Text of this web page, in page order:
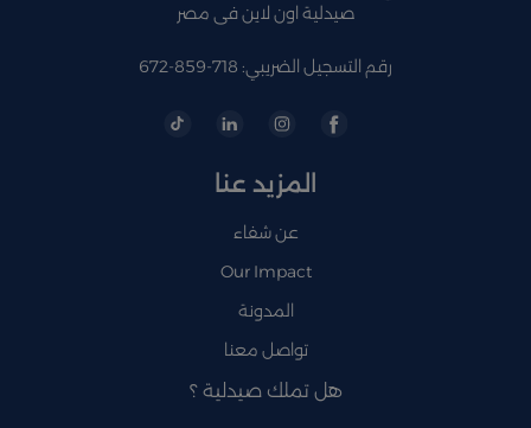
صيدلية اون لاين فى مصر
رقم التسجيل الضريبي: 718-859-672
المزيد عنا
عن شفاء
Our Impact
المدونة
تواصل معنا
هل تملك صيدلية ؟